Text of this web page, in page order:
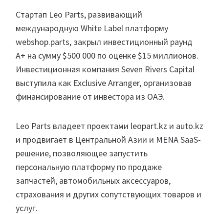
Стартап Leo Parts, развивающий
международную White Label платформу
webshop.parts, закрыл инвестиционный раунд
A+ на сумму $500 000 по оценке $15 миллионов.
Инвестиционная компания Seven Rivers Capital
выступила как Exclusive Arranger, организовав
финансирование от инвестора из ОАЭ.
Leo Parts владеет проектами leopart.kz и auto.kz
и продвигает в Центральной Азии и MENA SaaS-
решение, позволяющее запустить
персональную платформу по продаже
запчастей, автомобильных аксессуаров,
страхования и других сопутствующих товаров и
услуг.